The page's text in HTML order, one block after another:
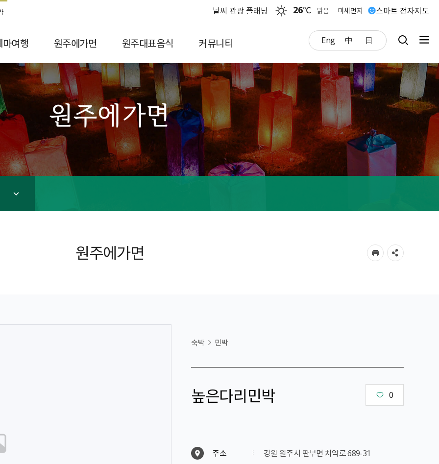
스마트 전자지도
날씨 관광 플래닝 26℃ 맑음 미세먼지
Eng 中 日
마여행 원주에가면 원주대표음식 커뮤니티
원주에가면
원주에가면
숙박 민박
높은다리민박 0
주소
강원 원주시 판부면 치악로 689-31